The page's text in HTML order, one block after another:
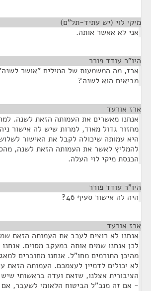
מיקי לוי (יש עתיד-תל"ם)
אני לא אאשר אותה.
היו"ר עודד פורר
ארז, מה המשמעות של המילים "אושר
מביאים הוא לשנה?
ארז אורעד
אנחנו מאשרים את העמותה הזאת לשנה.
מחזור גדול מאוד, למרות שיש לה אישור
היא עמותה שיכולה לקבל את האישור
להמליץ לאשר את העמותה הזאת לשנה,
הכנסת מיקי לוי העלה.
היו"ר עודד פורר
היה לה אישור סעיף 46?
ארז אורעד
אנחנו לא רוצים לעכב את העמותה הזאת
לכן אנחנו שמים אותה במעקב מסוים. אנחנו
מהיכן התורמים מחו"ל. אנחנו מחוברים
לא יכולים לדמיין לעצמכם. העמותה הזאת
הציבורית אצלנו, שזאת ועדה בראשותי שיש
- אם זה מנכ"ל הביטוח הלאומי לשעבר,